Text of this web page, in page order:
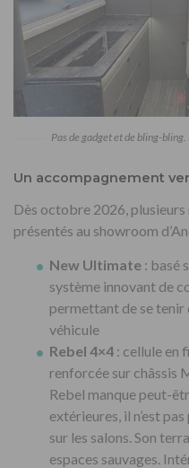
Pas de gadget et de bling-bling.
Un accompagnement
Dès octobre 2026, plusieurs
présentés au showroom
New Ultimate : basé
système innovant de
permettant de se tenir
véhicule
Rebel 4×4 : cellule en
renforcée sur châssis
Rebel manque peut-
extérieures, il n’est
sur les salons. Son
espaces sauvages.